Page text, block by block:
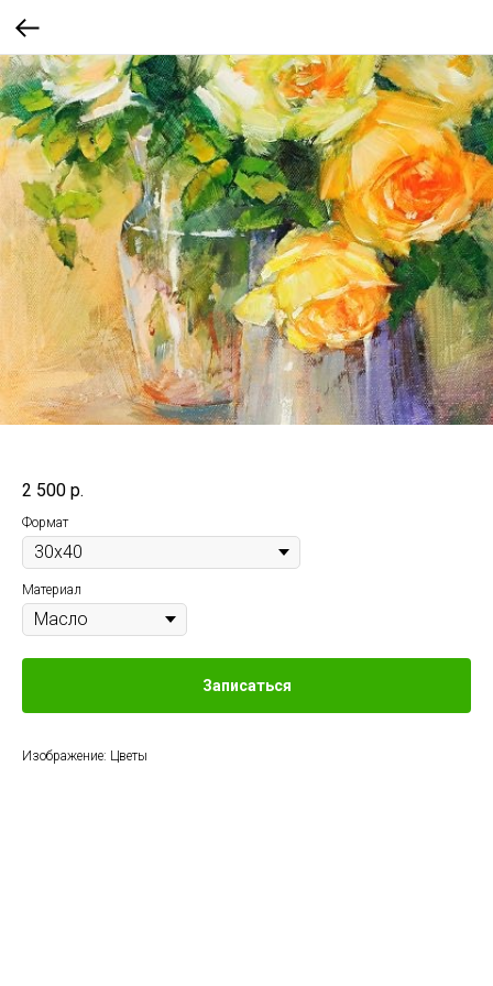
2 500 р.
Формат
Материал
Записаться
Изображение: Цветы